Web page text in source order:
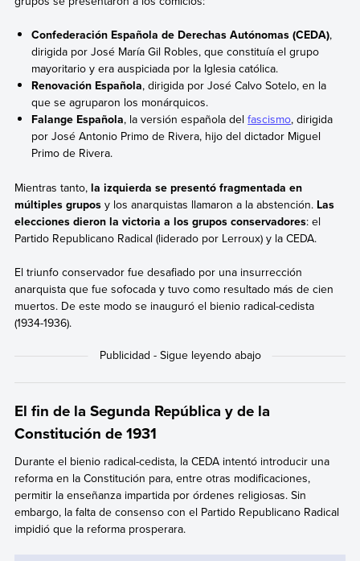
Confederación Española de Derechas Autónomas (CEDA),
dirigida por José María Gil Robles, que constituía el grupo
mayoritario y era auspiciada por la Iglesia católica.
Renovación Española, dirigida por José Calvo Sotelo, en la
que se agruparon los monárquicos.
Falange Española, la versión española delfascismo, dirigida
por José Antonio Primo de Rivera, hijo del dictador Miguel
Primo de Rivera.
Mientras tanto,la izquierda se presentó fragmentada en
múltiples gruposy los anarquistas llamaron a la abstención. Las
elecciones dieron la victoria a los grupos conservadores: el
Partido Republicano Radical (liderado por Lerroux) y la CEDA.
El triunfo conservador fue desafiado por una insurrección
anarquista que fue sofocada y tuvo como resultado más de cien
muertos. De este modo se inauguró el bienio radical-cedista
(1934-1936).
El fin de la Segunda República y de la
Constitución de 1931
Durante el bienio radical-cedista, la CEDA intentó introducir una
reforma en la Constitución para, entre otras modificaciones,
permitir la enseñanza impartida por órdenes religiosas. Sin
embargo, la falta de consenso con el Partido Republicano Radical
impidió que la reforma prosperara.